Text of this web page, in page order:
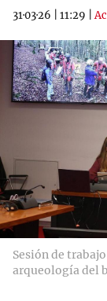
31·03·26
11:29 |
Sesión de
arqueología del